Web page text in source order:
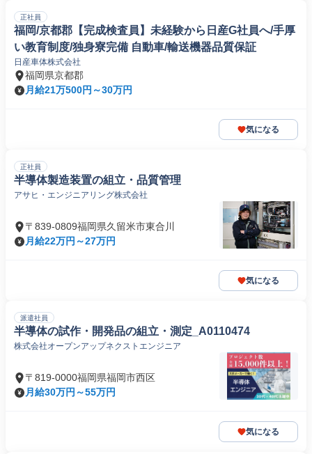
正社員
福岡/京都郡【完成検査員】未経験から日産G社員へ/手厚
い教育制度/独身寮完備 自動車/輸送機器品質保証
日産車体株式会社
福岡県京都郡
月給21万500円～30万円
気になる
正社員
半導体製造装置の組立・品質管理
アサヒ・エンジニアリング株式会社
〒839-0809福岡県久留米市東合川
月給22万円～27万円
気になる
派遣社員
半導体の試作・開発品の組立・測定_A0110474
株式会社オープンアップネクストエンジニア
〒819-0000福岡県福岡市西区
月給30万円～55万円
気になる